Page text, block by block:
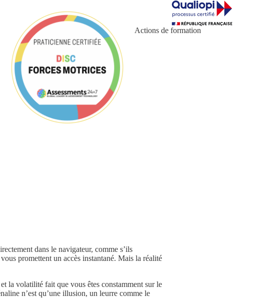
Actions de formation
dans le navigateur, comme s’ils
promettent un accès instantané. Mais la réalité
la volatilité fait que vous êtes constamment sur le
n’est qu’une illusion, un leurre comme le